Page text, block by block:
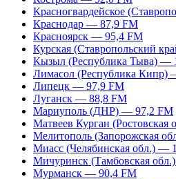
Красногвардейское
Краснодар — 87,9 FM
Красноярск — 95,4 FM
Курская (Ставропольский
Кызыл (Республика Тыва) —
Лимасол (Республика Кипр)
Липецк — 97,9 FM
Луганск — 88,8 FM
Мариуполь (ДНР) — 97,2 FM
Матвеев Курган
Мелитополь (Запорожская
Миасс (Челябинская обл.) —
Мичуринск (Тамбовская
Мурманск — 90,4 FM